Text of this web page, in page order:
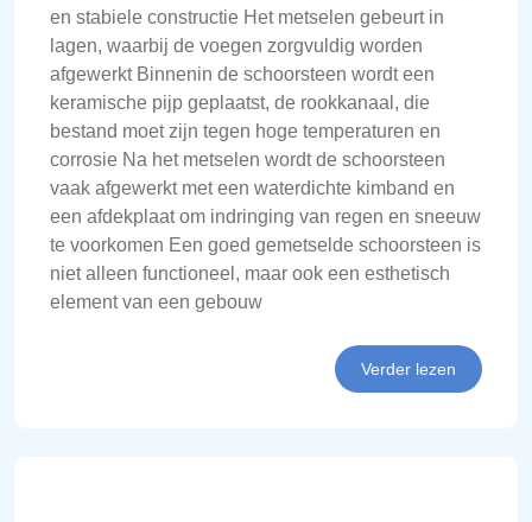
en stabiele constructie Het metselen gebeurt in
lagen, waarbij de voegen zorgvuldig worden
afgewerkt Binnenin de schoorsteen wordt een
keramische pijp geplaatst, de rookkanaal, die
bestand moet zijn tegen hoge temperaturen en
corrosie Na het metselen wordt de schoorsteen
vaak afgewerkt met een waterdichte kimband en
een afdekplaat om indringing van regen en sneeuw
te voorkomen Een goed gemetselde schoorsteen is
niet alleen functioneel, maar ook een esthetisch
element van een gebouw
Verder lezen